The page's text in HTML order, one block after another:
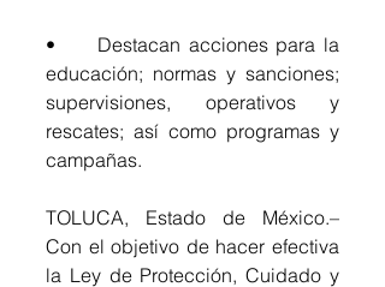
•	Destacan acciones para la
educación; normas y sanciones;
supervisiones, operativos y
rescates; así como programas y
campañas.
TOLUCA, Estado de México.–
Con el objetivo de hacer efectiva
la Ley de Protección, Cuidado y